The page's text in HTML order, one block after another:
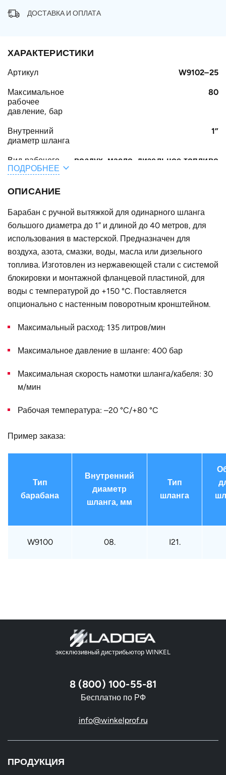
ДОСТАВКА И ОПЛАТА
ХАРАКТЕРИСТИКИ
Артикул W9102–25
Максимальное
рабочее
давление, бар
80
Внутренний
диаметр шланга
1”
Вид рабочего
тела
воздух, масло, дизельное топливо
Тип шланга
Общая длина
шланга /
кабеля, м
Материал окрашенная листовая сталь
A, мм 150
F, мм
E, мм 235
C, мм
D, мм
Конструктивное
Наружный
(барабан)
Германия
ПОДРОБНЕЕ
ОПИСАНИЕ
Барабан с ручной вытяжкой для одинарного шланга
большого диаметра до 1” и длиной до 40 метров, для
использования в мастерской. Предназначен для
воздуха, азота, смазки, воды, масла или дизельного
топлива. Изготовлен из нержавеющей стали с системой
блокировки и монтажной фланцевой пластиной, для
воды с температурой до +150 °C. Поставляется
опционально с настенным поворотным кронштейном.
Максимальный расход: 135 литров/мин
Максимальное давление в шланге: 400 бар
Максимальная скорость намотки шланга/кабеля: 30
м/мин
Рабочая температура: –20 °C/+80 °C
Пример заказа:
Тип
барабана
Внутренний
диаметр
шланга, мм
Тип
шланга
W9100 08. I21.
эксклюзивный дистрибьютор WINKEL
8 (800) 100-55-81
Бесплатно по РФ
info@winkelprof.ru
ПРОДУКЦИЯ